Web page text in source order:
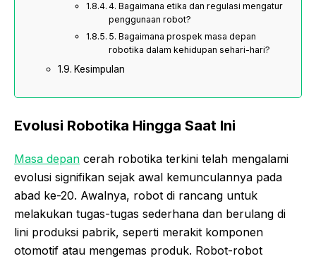
4. Bagaimana etika dan regulasi mengatur
penggunaan robot?
5. Bagaimana prospek masa depan
robotika dalam kehidupan sehari-hari?
Kesimpulan
Evolusi Robotika Hingga Saat Ini
Masa depan cerah robotika terkini telah mengalami
evolusi signifikan sejak awal kemunculannya pada
abad ke-20. Awalnya, robot di rancang untuk
melakukan tugas-tugas sederhana dan berulang di
lini produksi pabrik, seperti merakit komponen
otomotif atau mengemas produk. Robot-robot